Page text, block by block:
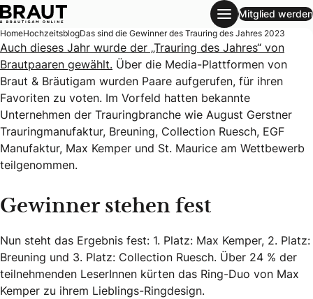
Das sind die Gewinner des Trauring des Jahres 2023
Mitglied werden
HomeHochzeitsblogDas sind die Gewinner des Trauring des Jahres 2023
Auch dieses Jahr wurde der „Trauring des Jahres“ von
Brautpaaren gewählt. Über die Media-Plattformen von
Braut & Bräutigam wurden Paare aufgerufen, für ihren
Favoriten zu voten. Im Vorfeld hatten bekannte
Unternehmen der Trauringbranche wie August Gerstner
Trauringmanufaktur, Breuning, Collection Ruesch, EGF
Manufaktur, Max Kemper und St. Maurice am Wettbewerb
teilgenommen.
Gewinner stehen fest
Nun steht das Ergebnis fest: 1. Platz: Max Kemper, 2. Platz:
Breuning und 3. Platz: Collection Ruesch. Über 24 % der
teilnehmenden LeserInnen kürten das Ring-Duo von Max
Kemper zu ihrem Lieblings-Ringdesign.